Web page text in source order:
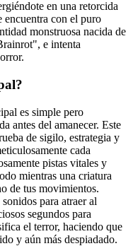
en una retorcida
encuentra con el puro
monstruosa nacida de
e intenta
es simple pero
antes del amanecer. Este
de sigilo, estrategia y
cada
pistas vitales y
mientras una criatura
de tus movimientos.
para atraer al
segundos para
el terror, haciendo que
y aún más despiadado.